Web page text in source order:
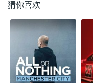
猜你喜欢